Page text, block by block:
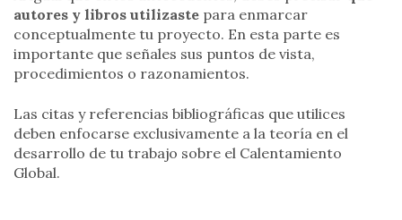
autores y libros utilizaste para enmarcar
conceptualmente tu proyecto. En esta parte es
importante que señales sus puntos de vista,
procedimientos o razonamientos.
Las citas y referencias bibliográficas que utilices
deben enfocarse exclusivamente a la teoría en el
desarrollo de tu trabajo sobre el Calentamiento
Global.